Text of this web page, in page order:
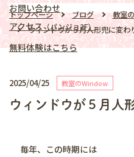
お問い合わせ
アクセス（パンジョ2F）
無料体験はこちら
トップページ ブログ
教室
ウィンドウが５月人形兜に変わ
2025/04/25 教室のWindow
ウィンドウが５月人
毎年、この時期には